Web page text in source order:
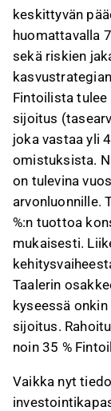
keskittyvän
huomattavalla
sekä riskien
Fintoilista
sijoitus
joka vastaa yli
omistuksista.
on tulevina
arvonluonnille.
%:n tuottoa
mukaisesti.
Taalerin
kyseessä
sijoitus.
noin 35 %
Vaikka nyt